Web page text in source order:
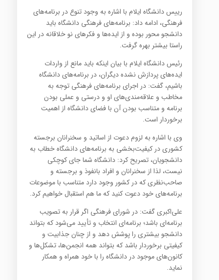
رییس دانشگاه ایلام با اشاره به وجود تنوع در برنامه‌های
فرهنگی، ادامه داد: برنامه‌های فرهنگی دانشگاه باید
دانشجو محور بوده و از ایده‌ها و فکرهای نو خلاقانه در این
راستا بیشتر بهره گرفت.
رئیس دانشگاه ایلام با بیان اینکه باید مانع از واردات
ایده‌های پردازش نشده دیگران، در برنامه‌های دانشگاه
باشیم، گفت: در اجرای برنامه‌های فرهنگی توجه به
مخاطب و علاقه‌مندی‌های او و درستی و عملی بودن
برنامه و متناسب بودن آن با فضای دانشگاه از اهمیت
برخوردار است.
وی با اشاره به لزوم دعوت از اساتید و سخنرانان برجسته
کشوری در کیفیت‌بخشی به برنامه‌های دانشگاه خطاب به
دانشجویان، تصریح کرد: دانشگاه شما جای کوچکی
نیست، لذا از سخنرانان و افراد بانفوذ و برجسته و
صاحب‌نظری که در کشور وجود دارد متناسب با موضوعات
برنامه‌های خود دعوت کنید که ما هم استقبال خواهیم کرد.
علی‌اکبری گفت: در شورای فرهنگی اگر قرار به تصویب
برنامه‌ای باشد؛ برنامه‌ای انتخاب و تأیید می‌شود که بتواند
دانشجو بیشتری را پوشش دهد و از چنان جذابیت و
کیفیتی برخوردار باشد که بتواند همه انجمن‌ها، تشکل‌ها و
کانون‌های موجود در دانشگاه را با خود همراه و همکار
نماید.